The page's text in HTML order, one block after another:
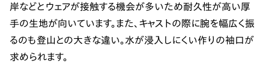
岸などとウェアが接触する機会が多いため耐久性が高い厚
手の生地が向いています。また、キャストの際に腕を幅広く振
るのも登山との大きな違い。水が浸入しにくい作りの袖口が
求められます。